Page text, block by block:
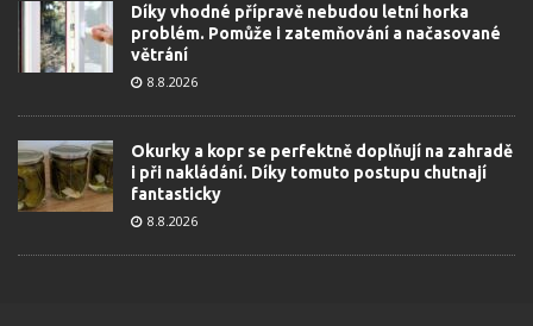
Díky vhodné přípravě nebudou letní horka
problém. Pomůže i zatemňování a načasované
větrání
8.8.2026
Okurky a kopr se perfektně doplňují na zahradě
i při nakládání. Díky tomuto postupu chutnají
fantasticky
8.8.2026